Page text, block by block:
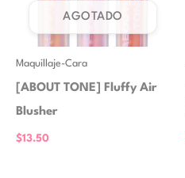
AGOTADO
Maquillaje-Cara
[ABOUT TONE] Fluffy Air
Blusher
$13.50